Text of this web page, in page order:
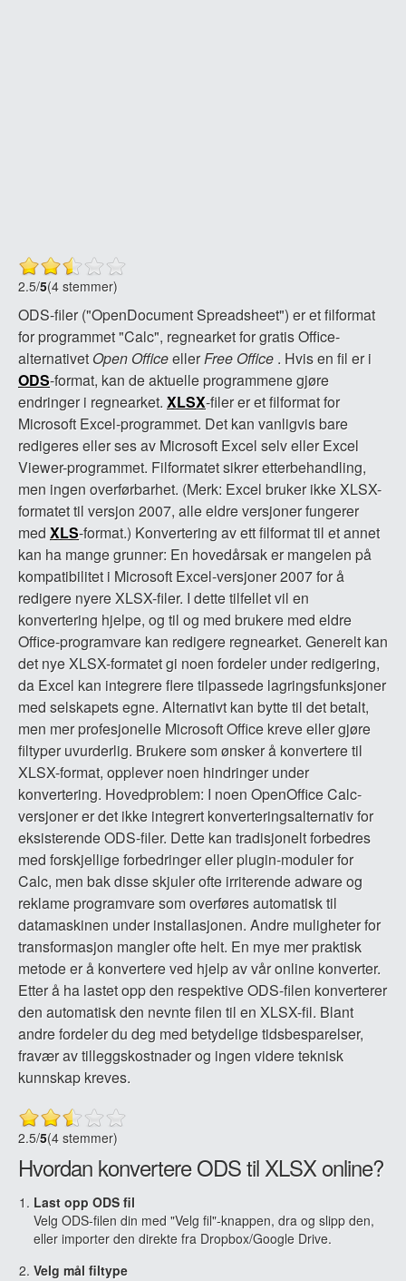
2.5/5(4 stemmer)
ODS-filer ("OpenDocument Spreadsheet") er et filformat
for programmet "Calc", regnearket for gratis Office-
alternativetOpen OfficeellerFree Office . Hvis en fil er i
ODS-format, kan de aktuelle programmene gjøre
endringer i regnearket. XLSX-filer er et filformat for
Microsoft Excel-programmet. Det kan vanligvis bare
redigeres eller ses av Microsoft Excel selv eller Excel
Viewer-programmet. Filformatet sikrer etterbehandling,
men ingen overførbarhet. (Merk: Excel bruker ikke XLSX-
formatet til versjon 2007, alle eldre versjoner fungerer
med XLS-format.) Konvertering av ett filformat til et annet
kan ha mange grunner: En hovedårsak er mangelen på
kompatibilitet i Microsoft Excel-versjoner 2007 for å
redigere nyere XLSX-filer. I dette tilfellet vil en
konvertering hjelpe, og til og med brukere med eldre
Office-programvare kan redigere regnearket. Generelt kan
det nye XLSX-formatet gi noen fordeler under redigering,
da Excel kan integrere flere tilpassede lagringsfunksjoner
med selskapets egne. Alternativt kan bytte til det betalt,
men mer profesjonelle Microsoft Office kreve eller gjøre
filtyper uvurderlig. Brukere som ønsker å konvertere til
XLSX-format, opplever noen hindringer under
konvertering. Hovedproblem: I noen OpenOffice Calc-
versjoner er det ikke integrert konverteringsalternativ for
eksisterende ODS-filer. Dette kan tradisjonelt forbedres
med forskjellige forbedringer eller plugin-moduler for
Calc, men bak disse skjuler ofte irriterende adware og
reklame programvare som overføres automatisk til
datamaskinen under installasjonen. Andre muligheter for
transformasjon mangler ofte helt. En mye mer praktisk
metode er å konvertere ved hjelp av vår online konverter.
Etter å ha lastet opp den respektive ODS-filen konverterer
den automatisk den nevnte filen til en XLSX-fil. Blant
andre fordeler du deg med betydelige tidsbesparelser,
fravær av tilleggskostnader og ingen videre teknisk
kunnskap kreves.
2.5/5(4 stemmer)
Hvordan konvertere ODS til XLSX online?
Last opp ODS fil
Velg ODS-filen din med "Velg fil"-knappen, dra og slipp den,
eller importer den direkte fra Dropbox/Google Drive.
Velg mål filtype